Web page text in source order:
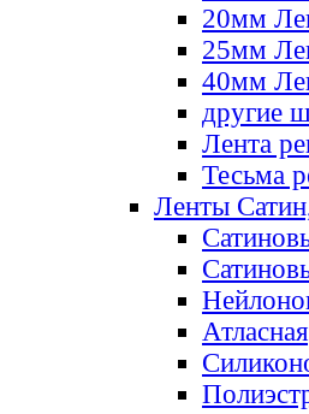
20мм
25мм
40мм
другие
Лента
Тесьма
Ленты